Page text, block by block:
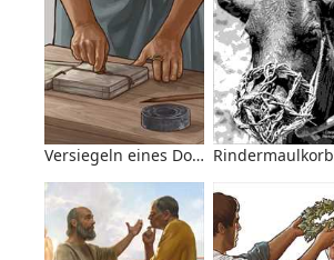
Versiegeln eines DokumentsRindermaulkorb